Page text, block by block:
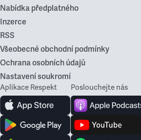
Nabídka předplatného
Inzerce
RSS
Všeobecné obchodní podmínky
Ochrana osobních údajů
Nastavení soukromí
Aplikace Respekt Poslouchejte nás